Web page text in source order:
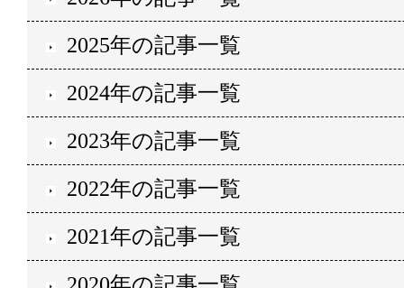
2025年の記事一覧
2024年の記事一覧
2023年の記事一覧
2022年の記事一覧
2021年の記事一覧